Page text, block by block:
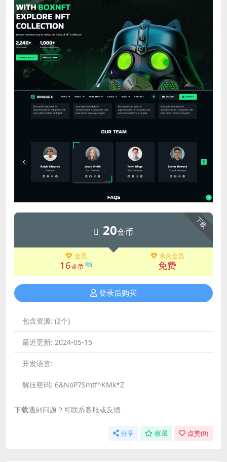
下载
20金币
会员
16金币 8折
永久会员
免费
登录后购买
包含资源: (2个)
最近更新: 2024-05-15
开发语言:
解压密码: 6&NoP7Smtf^KMk*Z
下载遇到问题？可联系客服或反馈
分享 收藏 点赞(0)